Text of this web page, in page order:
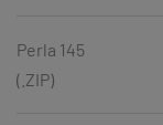
Perla 145
(.ZIP)